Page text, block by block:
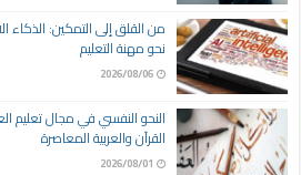
من القلق إلى التمكين: الذكاء
نحو مهنة التعليم
2026/08/06
النحو النفسي في مجال تعليم
القرآن والعربية المعاصرة
2026/08/01